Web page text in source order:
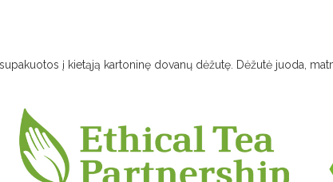
į kietąją kartoninę dovanų dėžutę. Dėžutė juoda,